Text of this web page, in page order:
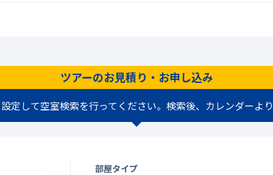
ツアーのお見積り・お申し込み
定して空室検索を行ってください。検索後、カレンダーよ
部屋タイプ